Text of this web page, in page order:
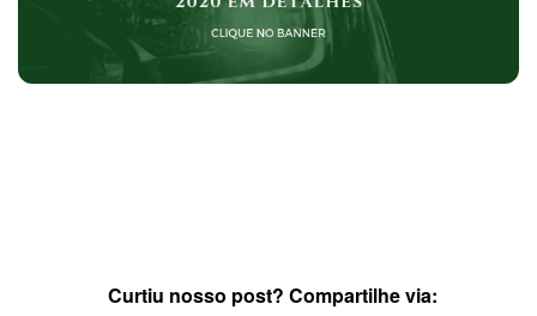
Curtiu nosso post? Compartilhe via: